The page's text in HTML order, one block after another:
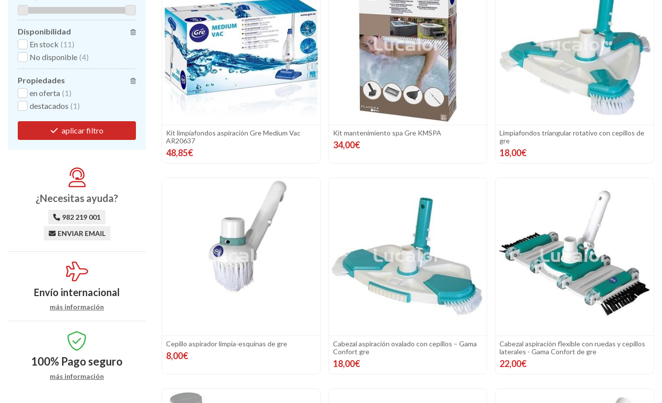
Kit limpiafondos aspiración Gre Medium Vac
AR20637
48,85€
Kit mantenimiento spa Gre KMSPA
34,00€
Limpiafondos triangular rotativo con cepillos de
gre
18,00€
Cepillo aspirador limpia-esquinas de gre
8,00€
Cabezal aspiración ovalado con cepillos – Gama
Confort gre
18,00€
Cabezal aspiración flexible con ruedas y cepillos
laterales - Gama Confort de gre
22,00€
Disponibilidad
En stock (11)
No disponible (4)
Propiedades
en oferta (1)
destacados (1)
aplicar filtro
¿Necesitas ayuda?
982 219 001
ENVIAR EMAIL
Envío internacional
más información
100% Pago seguro
más información